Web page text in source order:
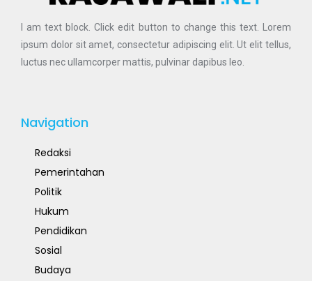
I am text block. Click edit button to change this text. Lorem
ipsum dolor sit amet, consectetur adipiscing elit. Ut elit tellus,
luctus nec ullamcorper mattis, pulvinar dapibus leo.
Navigation
Redaksi
Pemerintahan
Politik
Hukum
Pendidikan
Sosial
Budaya